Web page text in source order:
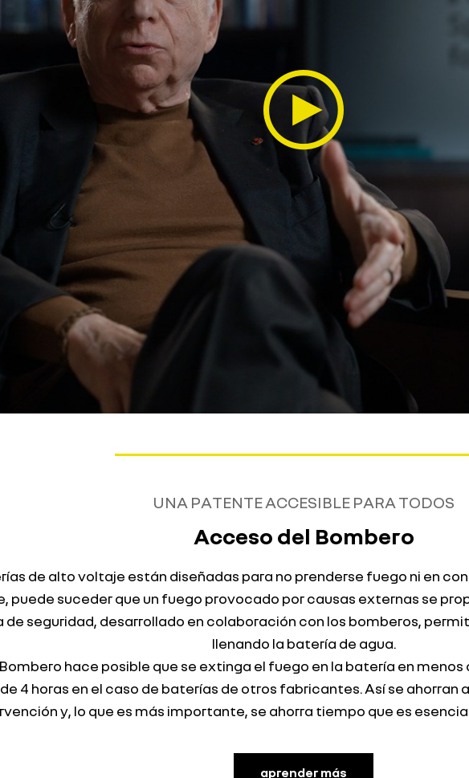
UNA PATENTE ACCESIBLE PARA TODOS
Acceso del Bombero
de alto voltaje están diseñadas para no prenderse fuego ni en
puede suceder que un fuego provocado por causas externas se
de seguridad, desarrollado en colaboración con los bomberos,
llenando la batería de agua.
hace posible que se extinga el fuego en la batería en
4 horas en el caso de baterías de otros fabricantes. Así se
y, lo que es más importante, se ahorra tiempo que es
aprender más